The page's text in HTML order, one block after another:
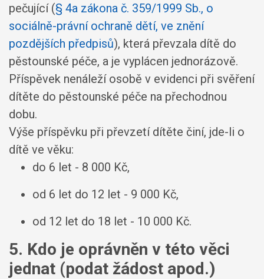
pečující (§ 4a zákona č. 359/1999 Sb., o
sociálně-právní ochraně dětí, ve znění
pozdějších předpisů), která převzala dítě do
pěstounské péče, a je vyplácen jednorázově.
Příspěvek nenáleží osobě v evidenci při svěření
dítěte do pěstounské péče na přechodnou
dobu.
Výše příspěvku při převzetí dítěte činí, jde-li o
dítě ve věku:
do 6 let - 8 000 Kč,
od 6 let do 12 let - 9 000 Kč,
od 12 let do 18 let - 10 000 Kč.
5. Kdo je oprávněn v této věci
jednat (podat žádost apod.)